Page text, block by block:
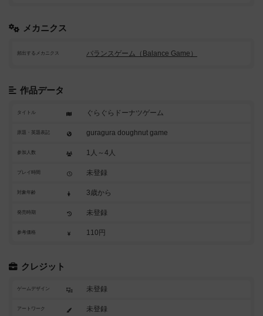
メカニクス
頻出するメカニクス バランスゲーム（Balance Game）
作品データ
タイトル ぐらぐらドーナツゲーム
原題・英題表記 guragura doughnut game
参加人数 1人～4人
プレイ時間 未登録
対象年齢 3歳から
発売時期 未登録
参考価格 110円
クレジット
ゲームデザイン 未登録
アートワーク 未登録